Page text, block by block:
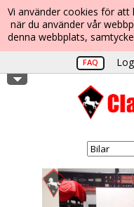
Vi använder cookies för att
när du använder vår
denna webbplats,
FAQ